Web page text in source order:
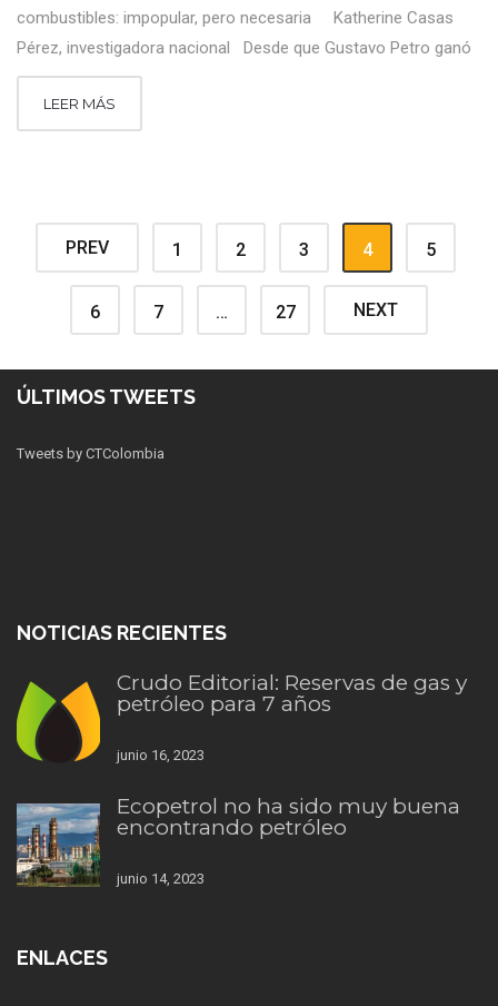
combustibles: impopular, pero necesaria Katherine Casas
Pérez, investigadora nacional Desde que Gustavo Petro ganó
LEER MÁS
PREV 1 2 3 4 5
6 7 … 27 NEXT
ÚLTIMOS TWEETS
Tweets by CTColombia
NOTICIAS RECIENTES
Crudo Editorial: Reservas de gas y
petróleo para 7 años
junio 16, 2023
Ecopetrol no ha sido muy buena
encontrando petróleo
junio 14, 2023
ENLACES